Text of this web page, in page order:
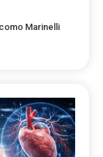
Marinelli